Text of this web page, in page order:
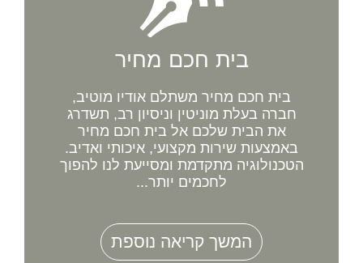
בית חכם מחיר
בית חכם מחיר משתלם אודיו מוטיב,
חברה בעלת מוניטין וניסיון רב, תשדרג
את הבית שלכם אל בית חכם מחיר
באמצעות שירות מקצועי, איכותי ואדיב.
הטכנולוגיה מתקדמת ומסייעת לנו להפוך
לחכמים יותר...
המשך קריאה נוספת